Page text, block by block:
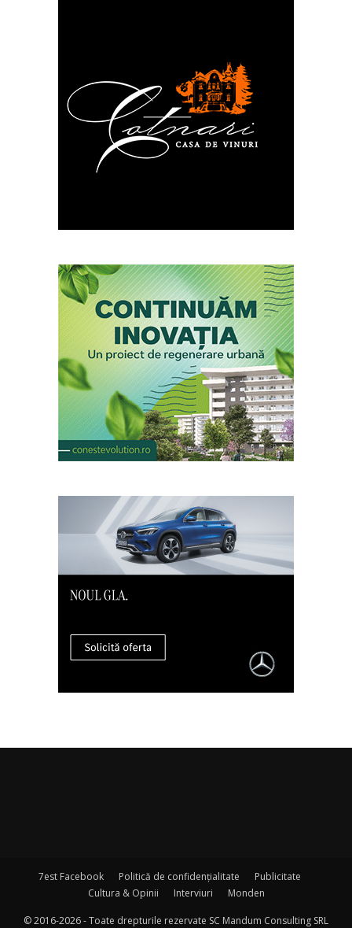
7est Facebook Politică de confidențialitate
Publicitate
Cultura & Opinii
Interviuri Monden
© 2016-2026 - Toate drepturile rezervate SC Mandum Consulting SRL